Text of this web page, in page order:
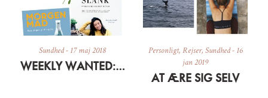
Sundhed- 17 maj 2018
WEEKLY WANTED: SUNDHEDS- OG KOGEBØGER
Personligt, Rejser, Sundhed- 16
jan 2019
AT ÆRE SIG SELV